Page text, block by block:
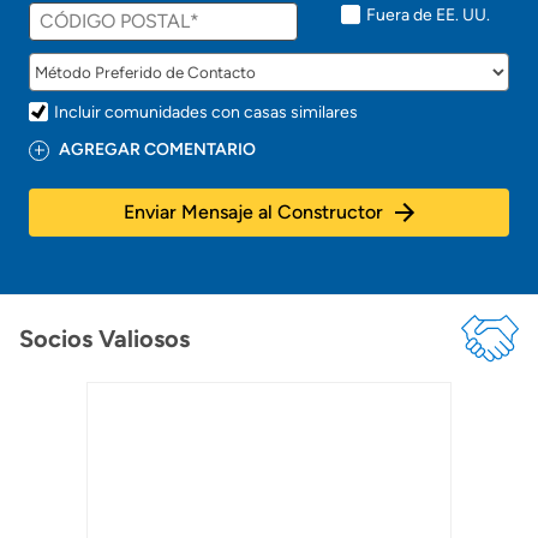
Fuera de EE. UU.
Incluir comunidades con casas similares
AGREGAR COMENTARIO
Enviar Mensaje al Constructor
Socios Valiosos